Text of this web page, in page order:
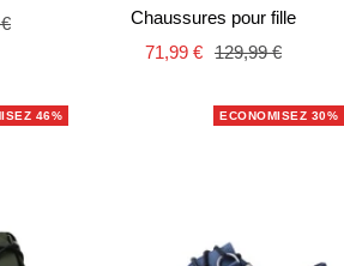
Chaussures pour fille
Prix
71,99 € Prix
129,99 €
46% ECONOMISEZ 30%